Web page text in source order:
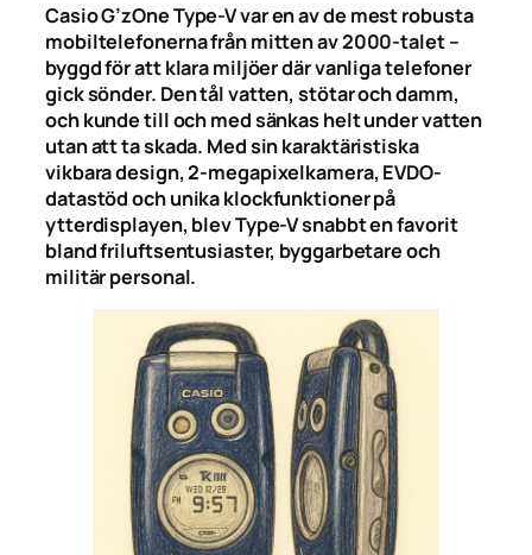
Casio G’zOne Type-V var en av de mest robusta
mobiltelefonerna från mitten av 2000-talet –
byggd för att klara miljöer där vanliga telefoner
gick sönder. Den tål vatten, stötar och damm,
och kunde till och med sänkas helt under vatten
utan att ta skada. Med sin karaktäristiska
vikbara design, 2-megapixelkamera, EVDO-
datastöd och unika klockfunktioner på
ytterdisplayen, blev Type-V snabbt en favorit
bland friluftsentusiaster, byggarbetare och
militär personal.